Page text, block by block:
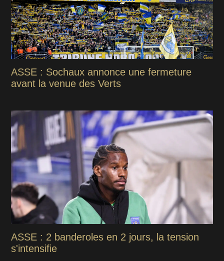
ASSE : Sochaux annonce une fermeture
avant la venue des Verts
ASSE : 2 banderoles en 2 jours, la tension
s'intensifie